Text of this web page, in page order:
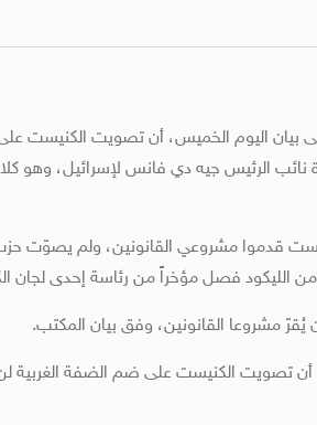
بيان اليوم الخميس، أن تصويت الكنيست
نائب الرئيس جيه دي فانس لإسرائيل، وهو
قدموا مشروعي القانونين، ولم يصوّت حزب
الليكود فصل مؤخراً من رئاسة إحدى لجان
يُقرّ مشروعا القانونين، وفق بيان المكتب.
أن تصويت الكنيست على ضم الضفة